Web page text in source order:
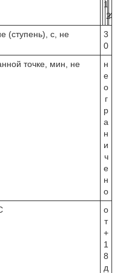
1
245
(ступень), с, не
3
0
точке, мин, не
н
е
о
г
р
а
н
и
ч
е
н
о
о
т
+
1
8
д